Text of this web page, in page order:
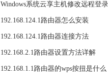
Windows系统云享主机修改远程登
192.168.124.1路由器怎么安装
192.168.124.1路由器连接方法
192.168.2.1路由器设置方法详解
192.168.1.1路由器的wps按扭是什么